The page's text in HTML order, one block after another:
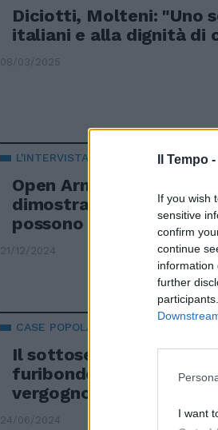
Il Tempo -
If you wish
sensitive
confirm
continue
information
further
I want
Diciotti, Molteni: "Uno
italiani e alla dignità di
08/03/2025
L'INTERVISTA
Open Arms, Molteni: "È
dimostrazione che i
possono bloccare"
21/12/2024
CASE POPOLARI
Il sottosegretario
furibondo: “Ilaria Salis?
vergognosa”. L’attacco
24/06/2024